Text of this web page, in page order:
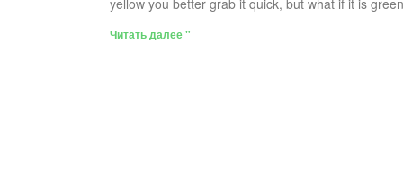
yellow you better grab it quick, but what if it is
Читать далее "